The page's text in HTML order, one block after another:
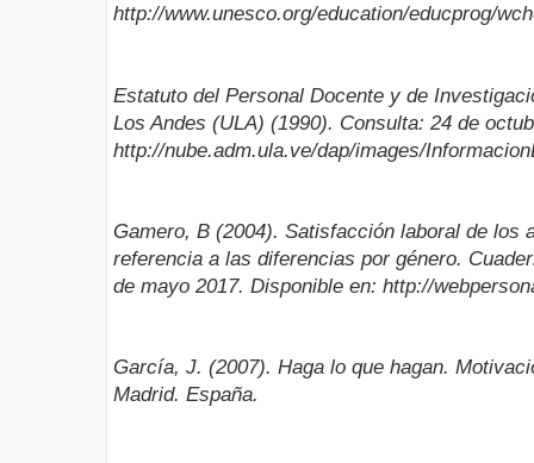
http://www.unesco.org/education/educprog/
Estatuto del Personal Docente y de
Los Andes (ULA) (1990). Consulta: 24 de
http://nube.adm.ula.ve/dap/images/
Gamero, B (2004). Satisfacción laboral de los
referencia a las diferencias por género.
de mayo 2017. Disponible en: http://
García, J. (2007). Haga lo que hagan.
Madrid. España.